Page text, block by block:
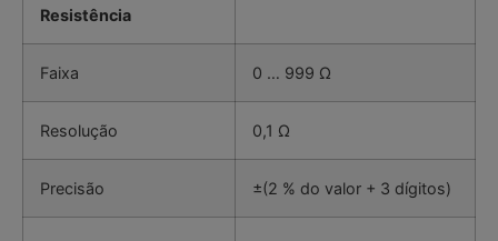
Resistência
Faixa 0 … 999 Ω
Resolução 0,1 Ω
Precisão ±(2 % do valor + 3 dígitos)